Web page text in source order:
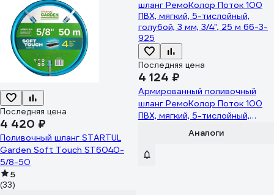
Последняя цена
4 420 ₽
Поливочный шланг STARTUL
Garden Soft Touch ST6040-
5/8-50
5
(33)
Последняя цена
4 124 ₽
Армированный поливочный
шланг РемоКолор Поток 100
ПВХ, мягкий, 5-тислойный,
голубой, 3 мм, 3/4", 25 м 66-3-
Аналоги